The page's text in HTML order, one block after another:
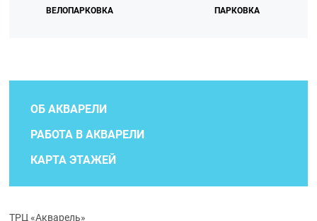
ВЕЛОПАРКОВКА ПАРКОВКА
ОБ АКВАРЕЛИ
РАБОТА В АКВАРЕЛИ
КАРТА ЭТАЖЕЙ
ТРЦ «Акварель»